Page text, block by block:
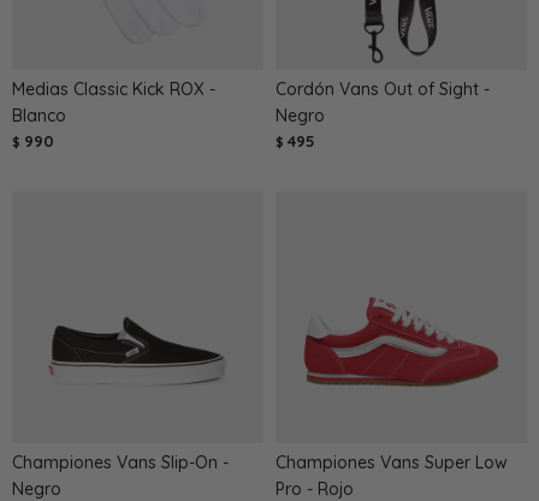
Medias Classic Kick ROX -
Blanco
$ 990
Cordón Vans Out of Sight -
Negro
$ 495
Championes Vans Slip-On -
Negro
Championes Vans Super Low
Pro - Rojo